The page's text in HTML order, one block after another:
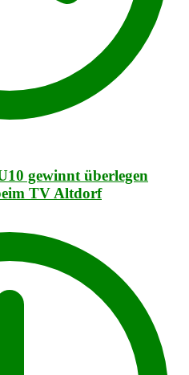
gewinnt überlegen
TV Altdorf